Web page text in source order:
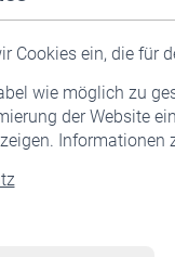
Cookies ein, die für
wie möglich zu
der Website
Informationen